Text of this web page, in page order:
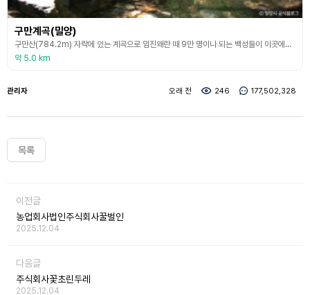
구만계곡(밀양)
구만산(784.2m) 자락에 있는 계곡으로 임진왜란 때 9만 명이나 되는 백성들이 이곳에서 전쟁의 화를 피했다고 해서 이름 붙여진 구만계곡은 2km가 넘는 골짜기 안에 온갖 비경을 간직하고 있다. 동쪽과 서쪽에는 수직 암벽이 솟아 있고, 좁은 협곡은 남북으로 뚫려 있어 마치 깊은 통속과 같다 하여 통수골이라 불리는 곳으로, 구만계곡에는 높이 약 40m의 수직폭포인 구만폭포가 아름다운 비경을 만들고 있으며, 폭포 아래에는 직경이 15m 정도 되는 깊은 못
약 5.0 km
관리자 오래 전 246 177,502,328
목록
이전글
농업회사법인주식회사꿀벌인
2025.12.04
다음글
주식회사꽃초린두레
2025.12.04